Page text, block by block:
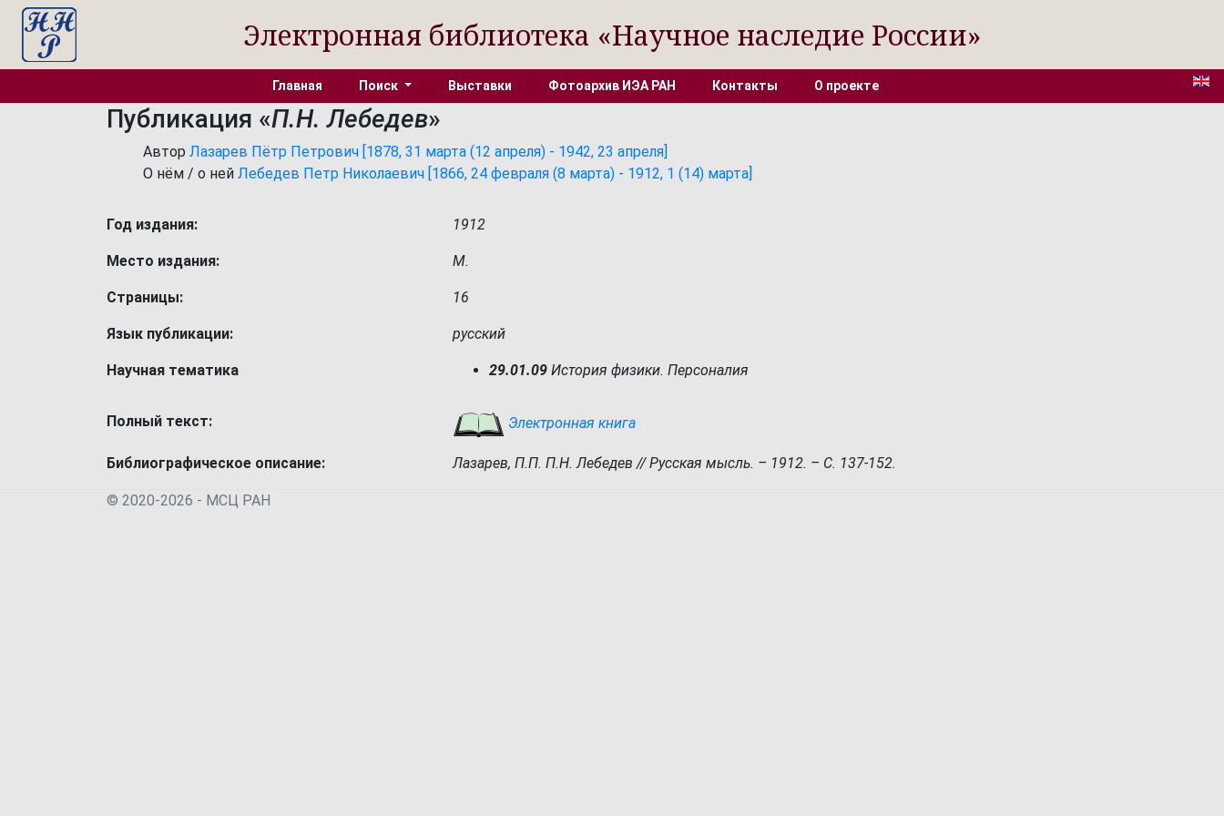
Электронная библиотека «Научное наследие России»
Главная Поиск Выставки Фотоархив ИЭА РАН Контакты О проекте
Публикация «П.Н. Лебедев»
Автор Лазарев Пётр Петрович [1878, 31 марта (12 апреля) - 1942, 23 апреля]
О нём / о ней Лебедев Петр Николаевич [1866, 24 февраля (8 марта) - 1912, 1 (14) марта]
Год издания: 1912
Место издания: М.
Страницы: 16
Язык публикации: русский
Научная тематика 29.01.09 История физики. Персоналия
Полный текст: Электронная книга
Библиографическое описание: Лазарев, П.П. П.Н. Лебедев // Русская мысль. – 1912. – C. 137-152.
© 2020-2026 - МСЦ РАН